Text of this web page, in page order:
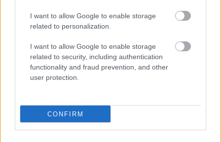
I want to allow Google to enable storage
related to personalization.
I want to allow Google to enable storage
related to security, including authentication
functionality and fraud prevention, and other
user protection.
CONFIRM
LEGFRISSEBB
LEKÜZDÉSÉT A GÁL FERENC EGYETEM